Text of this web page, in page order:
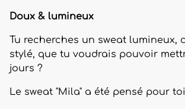
Doux & lumineux
Tu recherches un sweat lumineux,
stylé, que tu voudrais pouvoir
jours ?
Le sweat "Mila" a été pensé pour toi